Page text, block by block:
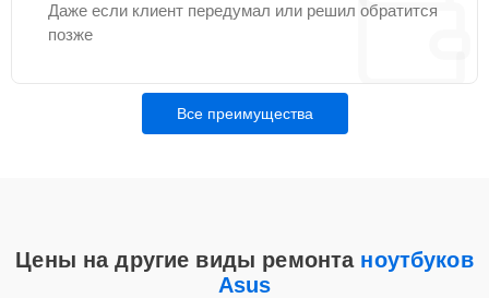
Даже если клиент передумал или решил обратится
позже
Все преимущества
Цены на другие виды ремонта ноутбуков
Asus